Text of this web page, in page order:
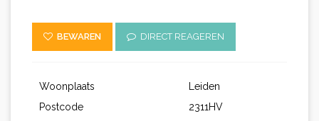
BEWAREN DIRECT REAGEREN
Woonplaats
Leiden
Postcode
2311HV